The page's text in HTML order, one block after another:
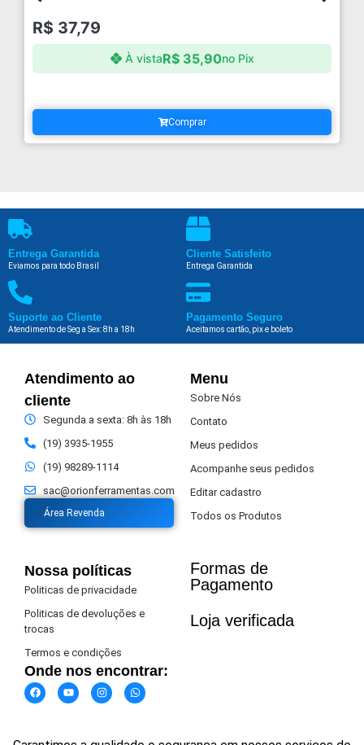
R$ 37,79
À vistaR$35,90no Pix
Comprar
Entrega Garantida
Eviamos para todo Brasil
Cliente Satisfeito
Entrega Garantida
Suporte ao Cliente
Atendimento de Seg a Sex: 8h a 18h
Pagamento Seguro
Aceitamos cartão, pix e boleto
Atendimento ao
cliente
Segunda a sexta: 8h às 18h
(19) 3935-1955
(19) 98289-1114
sac@orionferramentas.com
Área Revenda
Menu
Sobre Nós
Contato
Meus pedidos
Acompanhe seus pedidos
Editar cadastro
Todos os Produtos
Nossa políticas
Politicas de privacidade
Politicas de devoluções e
trocas
Termos e condições
Onde nos encontrar:
Formas de
Pagamento​
Loja verificada